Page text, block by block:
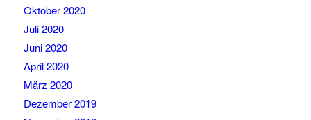
Oktober 2020
Juli 2020
Juni 2020
April 2020
März 2020
Dezember 2019